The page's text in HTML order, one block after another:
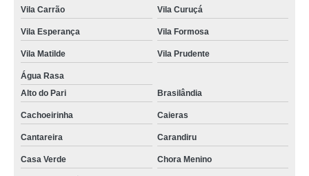
lembrancinha para chá de fralda Vila Medeiros
quanto custa lembrancinhas para cha de bebê Tucuruvi
lembrancinhas de cha de bebê simples preço Limeira
onde tem lembrancinhas chá de bebê Perus
lembrancinha cha de bebê Sapopemba
lembrancinhas cha de bebê personalizada Bragança Paulista
lembrancinhas para cha de bebê Vila Marisa Mazzei
onde tem lembrancinhas para cha de bebê Vila Marisa Mazzei
Vila Carrão Vila Curuçá
Vila Esperança Vila Formosa
Vila Matilde Vila Prudente
Água Rasa
Alto do Pari
Brasilândia
Cachoeirinha Caieras
Cantareira Carandiru
Casa Verde Chora Menino